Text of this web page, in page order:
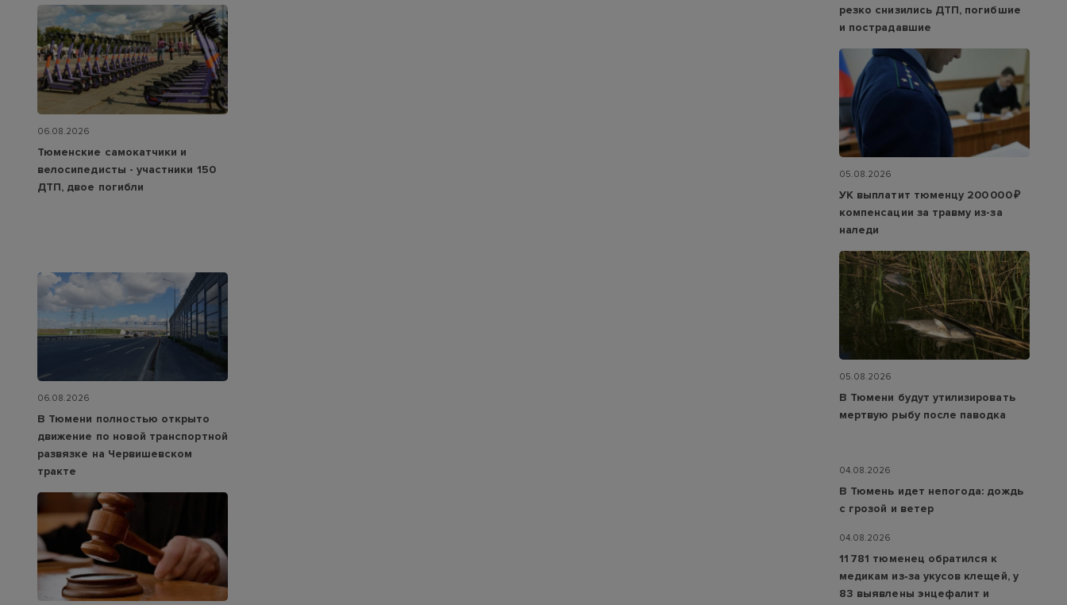
06.08.2026
Тюменские самокатчики и
велосипедисты - участники 150
ДТП, двое погибли
06.08.2026
В Тюмени полностью открыто
движение по новой транспортной
развязке на Червишевском
тракте
резко снизились ДТП, погибшие
и пострадавшие
05.08.2026
УК выплатит тюменцу 200 000 ₽
компенсации за травму из-за
наледи
05.08.2026
В Тюмени будут утилизировать
мертвую рыбу после паводка
04.08.2026
В Тюмень идет непогода: дождь
с грозой и ветер
04.08.2026
11 781 тюменец обратился к
медикам из‑за укусов клещей, у
83 выявлены энцефалит и